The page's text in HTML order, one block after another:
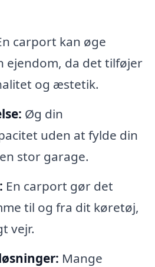
carport kan øge
ejendom, da det tilføjer
og æstetik.
Øg din
uden at fylde din
stor garage.
En carport gør det
til og fra dit køretøj,
vejr.
Mange